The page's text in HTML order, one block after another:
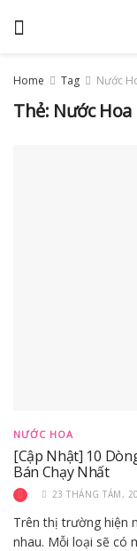
Home Tag Nước
Thẻ: Nước
NƯỚC HOA
[Cập Nhật] 10
Bán Chạy Nhất
23 THÁNG TÁM,
Trên thị trường hiện
nhau. Mỗi loại sẽ có